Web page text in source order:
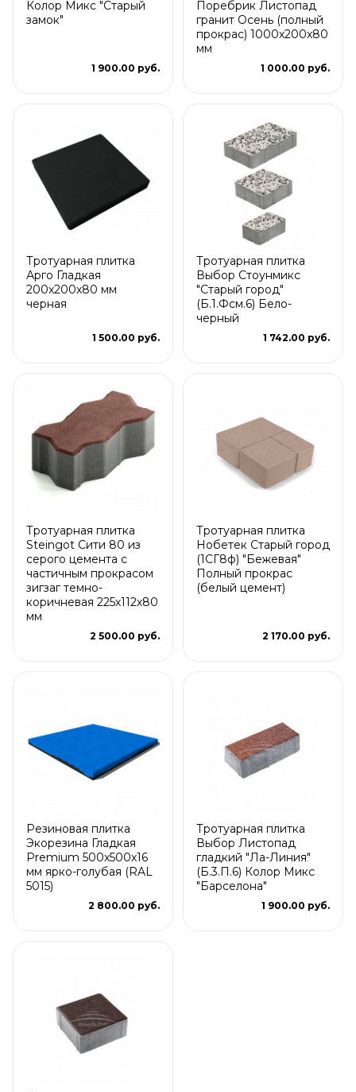
Колор Микс "Старый
замок"
1 900.00 руб.
Поребрик Листопад
гранит Осень (полный
прокрас) 1000х200х80
мм
1 000.00 руб.
Тротуарная плитка
Арго Гладкая
200x200x80 мм
черная
1 500.00 руб.
Тротуарная плитка
Выбор Стоунмикс
"Старый город"
(Б.1.Фсм.6) Бело-
черный
1 742.00 руб.
Тротуарная плитка
Steingot Сити 80 из
серого цемента с
частичным прокрасом
зигзаг темно-
коричневая 225х112х80
мм
2 500.00 руб.
Тротуарная плитка
Нобетек Старый город
(1СГ8ф) "Бежевая"
Полный прокрас
(белый цемент)
2 170.00 руб.
Резиновая плитка
Экорезина Гладкая
Premium 500x500x16
мм ярко-голубая (RAL
5015)
2 800.00 руб.
Тротуарная плитка
Выбор Листопад
гладкий "Ла-Линия"
(Б.3.П.6) Колор Микс
"Барселона"
1 900.00 руб.